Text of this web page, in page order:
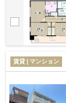
賃貸 | マンション